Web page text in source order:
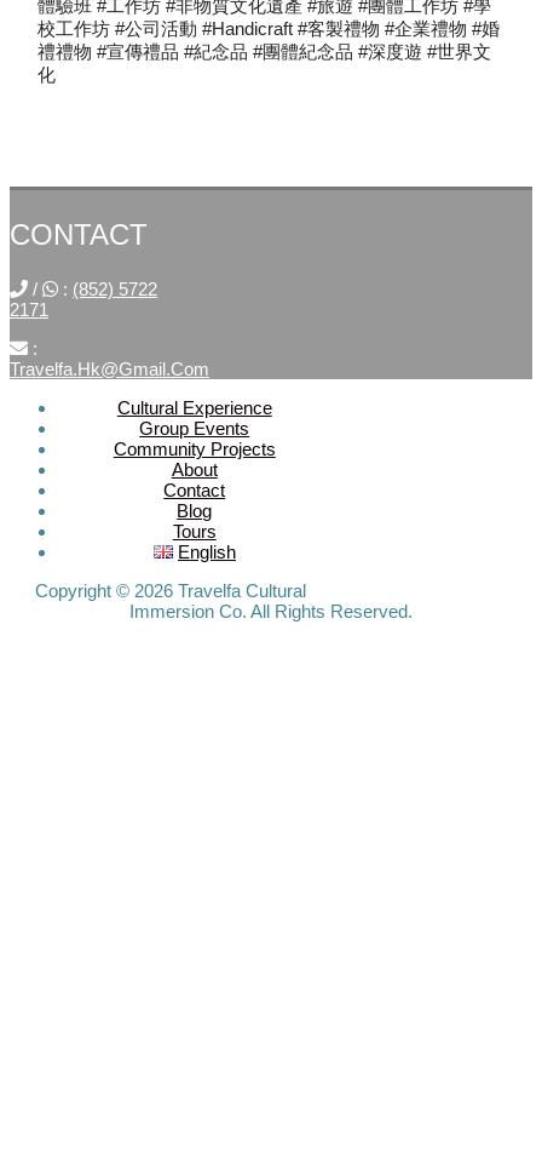
體驗班 #工作坊 #非物質文化遺產 #旅遊 #團體工作坊 #學
校工作坊 #公司活動 #handicraft #客製禮物 #企業禮物 #婚
禮禮物 #宣傳禮品 #紀念品 #團體紀念品 #深度遊 #世界文
化
CONTACT
/ : (852) 5722
2171
:
Travelfa.hk@gmail.com
Cultural Experience
Group Events
Community Projects
About
Contact
Blog
Tours
English
Copyright © 2026 Travelfa Cultural
Immersion Co. All Rights Reserved.